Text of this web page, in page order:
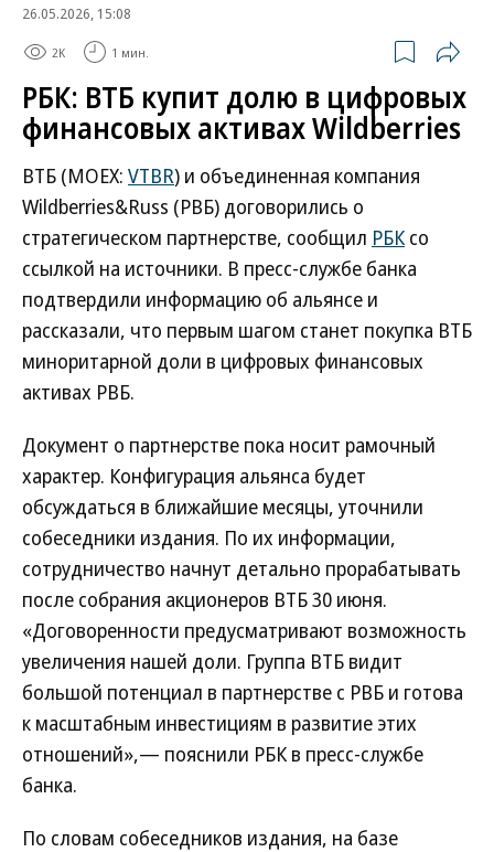
26.05.2026, 15:08
2K 1 мин.
РБК: ВТБ купит долю в цифровых
финансовых активах Wildberries
ВТБ (MOEX: VTBR) и объединенная компания
Wildberries&Russ (РВБ) договорились о
стратегическом партнерстве, сообщил РБКсо
ссылкой на источники. В пресс-службе банка
подтвердили информацию об альянсе и
рассказали, что первым шагом станет покупка ВТБ
миноритарной доли в цифровых финансовых
активах РВБ.
Документ о партнерстве пока носит рамочный
характер. Конфигурация альянса будет
обсуждаться в ближайшие месяцы, уточнили
собеседники издания. По их информации,
сотрудничество начнут детально прорабатывать
после собрания акционеров ВТБ 30 июня.
«Договоренности предусматривают возможность
увеличения нашей доли. Группа ВТБ видит
большой потенциал в партнерстве с РВБ и готова
к масштабным инвестициям в развитие этих
отношений»,— пояснили РБК в пресс-службе
банка.
По словам собеседников издания, на базе